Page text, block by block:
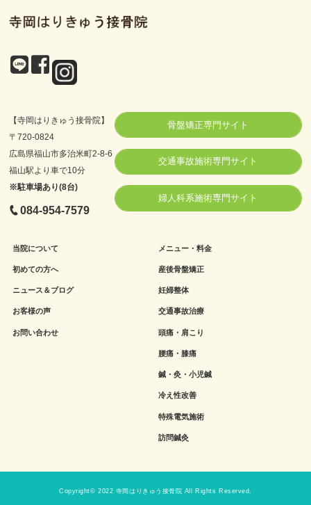
【寺岡はりきゅう接骨院】
〒720-0824
広島県福山市多治米町2-8-6
福山駅より車で10分
※駐車場あり(8台)
084-954-7579
骨盤矯正専門サイト
交通事故施術専門サイト
婦人科系施術専門サイト
当院について
初めての方へ
ニュース＆ブログ
お客様の声
お問い合わせ
メニュー・料金
産後骨盤矯正
妊婦整体
交通事故治療
頭痛・肩こり
腰痛・膝痛
鍼・灸・小児鍼
冷え性改善
特殊電気施術
訪問鍼灸
Copyright© 2022 寺岡はりきゅう接骨院 All Rights Reserved.